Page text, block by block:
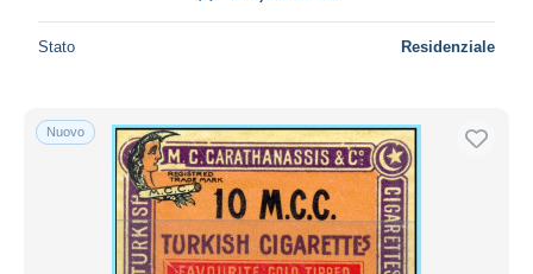
Stato Residenziale
Nuovo